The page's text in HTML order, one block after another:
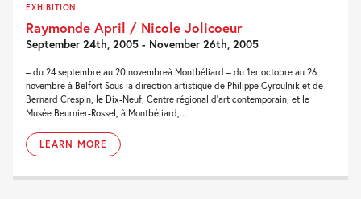
EXHIBITION
Raymonde April / Nicole Jolicoeur
September 24th, 2005 - November 26th, 2005
– du 24 septembre au 20 novembreà Montbéliard – du 1er octobre au 26
novembre à Belfort Sous la direction artistique de Philippe Cyroulnik et de
Bernard Crespin, le Dix-Neuf, Centre régional d’art contemporain, et le
Musée Beurnier-Rossel, à Montbéliard,...
LEARN MORE